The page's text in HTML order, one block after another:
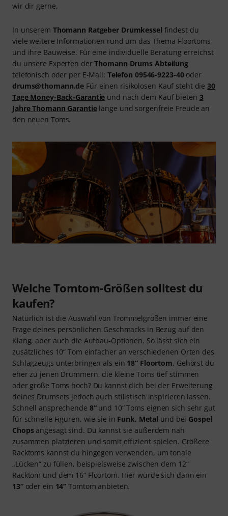
wir dir gerne.
In unserem Thomann Ratgeber Drumkessel findest du
viele weitere Informationen rund um das Thema Floortoms
und ihre Bauweise. Für eine individuelle Beratung erreichst
du unsere Experten derThomann Drums Abteilung
telefonisch oder per E-Mail: Telefon 09546-9223-40oder
drums@thomann.de Für einen risikolosen Kauf steht die30
Tage Money-Back-Garantie und nach dem Kauf bieten 3
Jahre Thomann Garantielange und sorgenfreie Freude an
den neuen Toms.
Welche Tomtom-Größen solltest du
kaufen?
Natürlich ist die Auswahl von Trommelgrößen immer eine
Frage deines persönlichen Geschmacks in Bezug auf den
Klang, aber auch die Aufbau-Optionen. So lässt sich ein
zusätzliches 10“ Tom einfacher an verschiedenen Orten des
Schlagzeugs unterbringen als ein 18“ Floortom. Gehörst du
eher zu jenen Drummern, die kleine Toms tief stimmen
oder große Toms hoch? Du kannst dich bei der Erweiterung
deines Drumsets jedoch auch stilistisch inspirieren lassen.
Schnell ansprechende 8“und 10“ Toms eignen sich sehr gut
für schnelle Figuren, wie sie in Funk, Metal und bei Gospel
Chopsangesagt sind. Du kannst sie außerdem nah
zusammen platzieren und somit effizient spielen. Größere
Racktoms kannst du hingegen verwenden, um tonale
„Lücken“ zu füllen, beispielsweise zwischen dem 12“
Racktom und dem 16“ Floortom. Hier würde sich dann ein
13“oder ein 14“ Tomtom anbieten.